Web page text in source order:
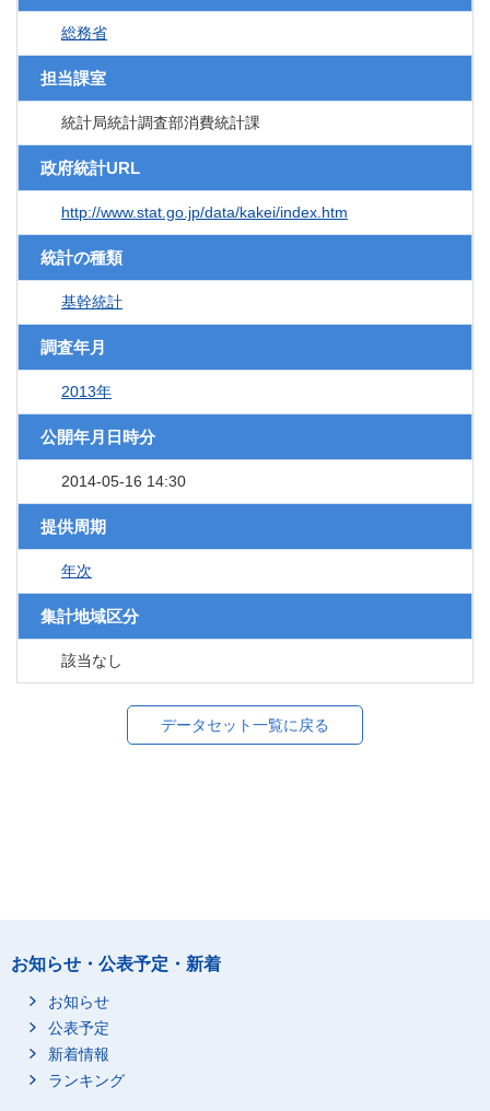
総務省
担当課室
統計局統計調査部消費統計課
政府統計URL
http://www.stat.go.jp/data/kakei/index.htm
統計の種類
基幹統計
調査年月
2013年
公開年月日時分
2014-05-16 14:30
提供周期
年次
集計地域区分
該当なし
データセット一覧に戻る
お知らせ・公表予定・新着
お知らせ
公表予定
新着情報
ランキング